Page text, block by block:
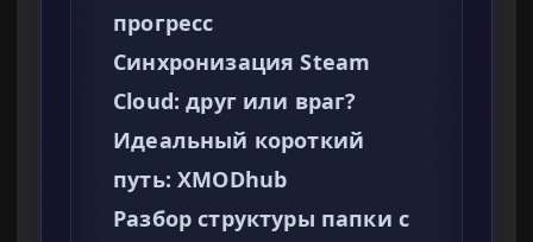
прогресс
Синхронизация Steam
Cloud: друг или враг?
Идеальный короткий
путь: XMODhub
Разбор структуры папки с